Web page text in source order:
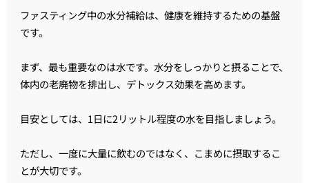
ファスティング中の水分補給は、健康を維持するための基盤
です。
まず、最も重要なのは水です。水分をしっかりと摂ることで、
体内の老廃物を排出し、デトックス効果を高めます。
目安としては、1日に2リットル程度の水を目指しましょう。
ただし、一度に大量に飲むのではなく、こまめに摂取するこ
とが大切です。